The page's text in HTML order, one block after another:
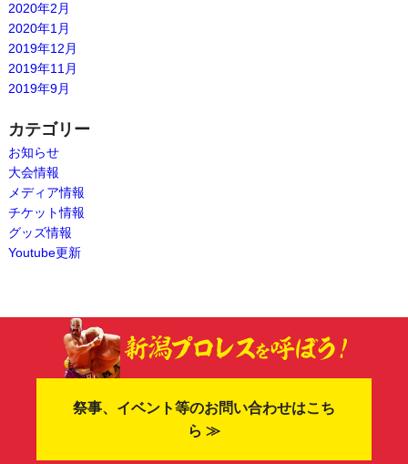
2020年2月
2020年1月
2019年12月
2019年11月
2019年9月
カテゴリー
お知らせ
大会情報
メディア情報
チケット情報
グッズ情報
Youtube更新
祭事、イベント等のお問い合わせはこち
ら ≫